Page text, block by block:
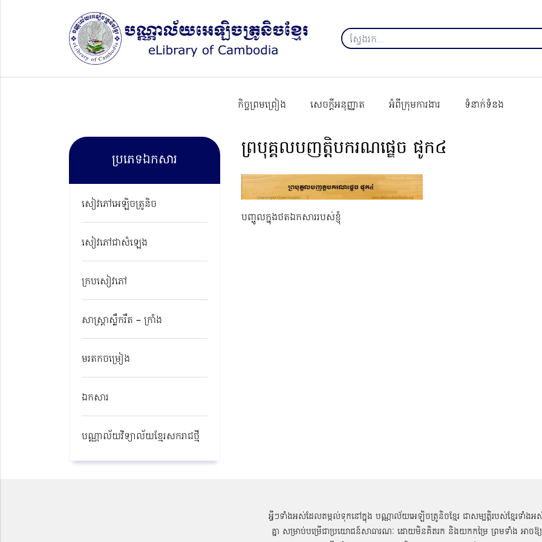
កិច្ចព្រមព្រៀង សេចក្ដីអនុញ្ញាត អំពីក្រុមការងារ ទំនាក់ទំនង
ប្រភេទឯកសារ
សៀវភៅអេឡិចត្រូនិច
សៀវភៅជាសំឡេង
ក្របសៀវភៅ
សាស្ត្រាស្លឹករឹត – ក្រាំង
មរតកចម្រៀង
ឯកសារ
បណ្ណាល័យវិទ្យាល័យខ្មែរសករាជថ្មី​
ព្របុគ្គលបញតិ្តបករណផ្ឌេច ផូក៤
បញ្ចូលក្នុងថតឯកសាររបស់ខ្ញុំ
អ្វីៗទាំងអស់ដែលតម្កល់ទុកនៅក្នុង បណ្ណាល័យអេឡិចត្រូនិចខ្មែរ ជាសម្បតិ្តរបស់ខ្មែរទាំងអ
គ្នា សម្រាប់បម្រើជាប្រយោជន៍សាធារណៈ ដោយមិនគិតរក និងយកកម្រៃ ព្រមទាំង អាចឱ្យ